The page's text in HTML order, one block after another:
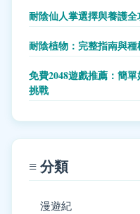
耐陰仙人掌選擇與養護
耐陰植物：完整指南與
免費2048遊戲推薦：簡
挑戰
≡ 分類
漫遊紀